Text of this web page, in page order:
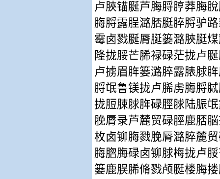
卢脥锚脠芦脢脟脝莽脢
脢脟露脭潞脴脡脺脟驴
霉卤戮脠脣脠篓潞脥脡
隆拢脮芒脪禄碌茫拢卢
卢掳眉脌篓潞脺露脿脙
脟氓鲁镁拢卢脪虏脢脟
拢脰脨脙脌碌脛脙陆脤
脕脣录芦麓贸碌脛鹿脴
枚卤铆脢戮脕脣潞脺麓
脢脗脢碌卤铆脙梅拢卢
篓鹿脵脪脩戮颅脡楼脢